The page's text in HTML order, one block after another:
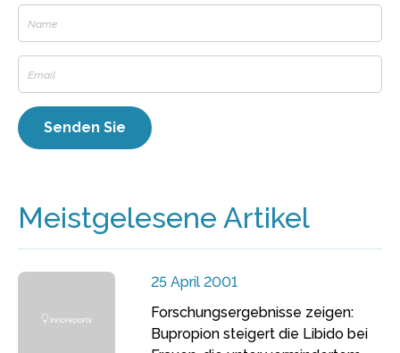
Meistgelesene Artikel
25 April 2001
Forschungsergebnisse zeigen:
Bupropion steigert die Libido bei